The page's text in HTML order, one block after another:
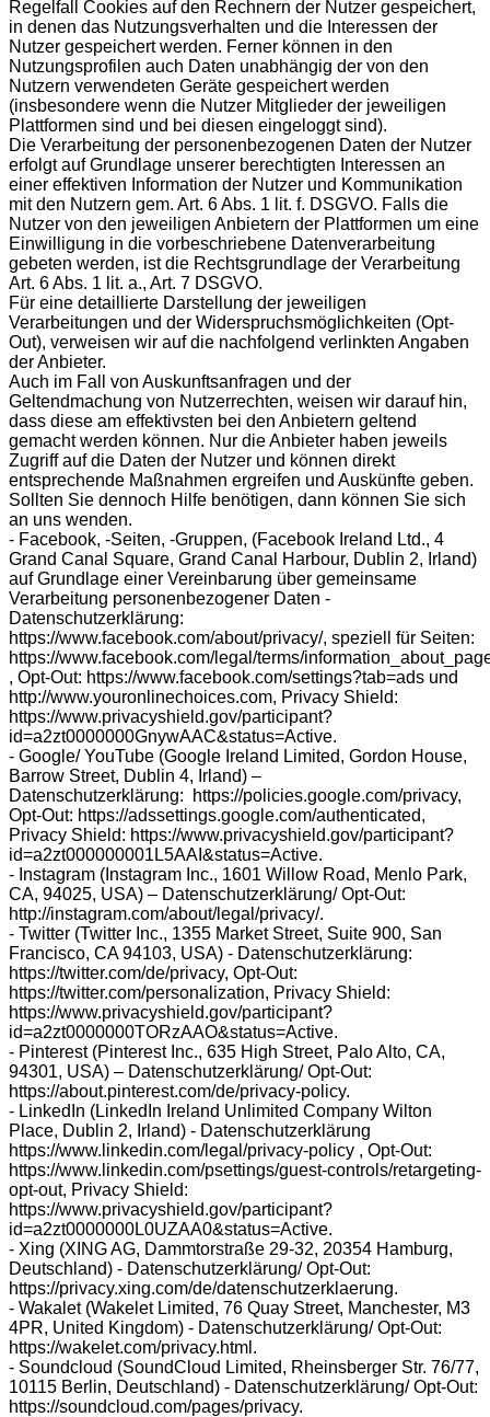
Regelfall Cookies auf den Rechnern der Nutzer gespeichert,
in denen das Nutzungsverhalten und die Interessen der
Nutzer gespeichert werden. Ferner können in den
Nutzungsprofilen auch Daten unabhängig der von den
Nutzern verwendeten Geräte gespeichert werden
(insbesondere wenn die Nutzer Mitglieder der jeweiligen
Plattformen sind und bei diesen eingeloggt sind).
Die Verarbeitung der personenbezogenen Daten der Nutzer
erfolgt auf Grundlage unserer berechtigten Interessen an
einer effektiven Information der Nutzer und Kommunikation
mit den Nutzern gem. Art. 6 Abs. 1 lit. f. DSGVO. Falls die
Nutzer von den jeweiligen Anbietern der Plattformen um eine
Einwilligung in die vorbeschriebene Datenverarbeitung
gebeten werden, ist die Rechtsgrundlage der Verarbeitung
Art. 6 Abs. 1 lit. a., Art. 7 DSGVO.
Für eine detaillierte Darstellung der jeweiligen
Verarbeitungen und der Widerspruchsmöglichkeiten (Opt-
Out), verweisen wir auf die nachfolgend verlinkten Angaben
der Anbieter.
Auch im Fall von Auskunftsanfragen und der
Geltendmachung von Nutzerrechten, weisen wir darauf hin,
dass diese am effektivsten bei den Anbietern geltend
gemacht werden können. Nur die Anbieter haben jeweils
Zugriff auf die Daten der Nutzer und können direkt
entsprechende Maßnahmen ergreifen und Auskünfte geben.
Sollten Sie dennoch Hilfe benötigen, dann können Sie sich
an uns wenden.
- Facebook, -Seiten, -Gruppen, (Facebook Ireland Ltd., 4
Grand Canal Square, Grand Canal Harbour, Dublin 2, Irland)
auf Grundlage einer Vereinbarung über gemeinsame
Verarbeitung personenbezogener Daten -
Datenschutzerklärung:
https://www.facebook.com/about/privacy/, speziell für Seiten:
https://www.facebook.com/legal/terms/
, Opt-Out: https://www.facebook.com/settings?tab=ads und
http://www.youronlinechoices.com, Privacy Shield:
https://www.privacyshield.gov/participant?
id=a2zt0000000GnywAAC&status=Active.
- Google/ YouTube (Google Ireland Limited, Gordon House,
Barrow Street, Dublin 4, Irland) –
Datenschutzerklärung: https://policies.google.com/privacy,
Opt-Out: https://adssettings.google.com/authenticated,
Privacy Shield: https://www.privacyshield.gov/participant?
id=a2zt000000001L5AAI&status=Active.
- Instagram (Instagram Inc., 1601 Willow Road, Menlo Park,
CA, 94025, USA) – Datenschutzerklärung/ Opt-Out:
http://instagram.com/about/legal/privacy/.
- Twitter (Twitter Inc., 1355 Market Street, Suite 900, San
Francisco, CA 94103, USA) - Datenschutzerklärung:
https://twitter.com/de/privacy, Opt-Out:
https://twitter.com/personalization, Privacy Shield:
https://www.privacyshield.gov/participant?
id=a2zt0000000TORzAAO&status=Active.
- Pinterest (Pinterest Inc., 635 High Street, Palo Alto, CA,
94301, USA) – Datenschutzerklärung/ Opt-Out:
https://about.pinterest.com/de/privacy-policy.
- LinkedIn (LinkedIn Ireland Unlimited Company Wilton
Place, Dublin 2, Irland) - Datenschutzerklärung
https://www.linkedin.com/legal/privacy-policy , Opt-Out:
https://www.linkedin.com/psettings/guest-controls/retargeting-
opt-out, Privacy Shield:
https://www.privacyshield.gov/participant?
id=a2zt0000000L0UZAA0&status=Active.
- Xing (XING AG, Dammtorstraße 29-32, 20354 Hamburg,
Deutschland) - Datenschutzerklärung/ Opt-Out:
https://privacy.xing.com/de/datenschutzerklaerung.
- Wakalet (Wakelet Limited, 76 Quay Street, Manchester, M3
4PR, United Kingdom) - Datenschutzerklärung/ Opt-Out:
https://wakelet.com/privacy.html.
- Soundcloud (SoundCloud Limited, Rheinsberger Str. 76/77,
10115 Berlin, Deutschland) - Datenschutzerklärung/ Opt-Out:
https://soundcloud.com/pages/privacy.